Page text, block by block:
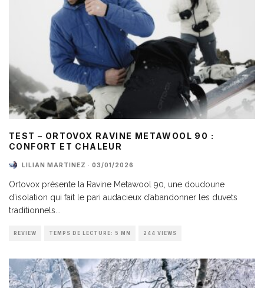
TEST – ORTOVOX RAVINE METAWOOL 90 :
CONFORT ET CHALEUR
LILIAN MARTINEZ · 03/01/2026
Ortovox présente la Ravine Metawool 90, une doudoune
d’isolation qui fait le pari audacieux d’abandonner les duvets
traditionnels...
REVIEW TEMPS DE LECTURE: 5 MN 244 VIEWS